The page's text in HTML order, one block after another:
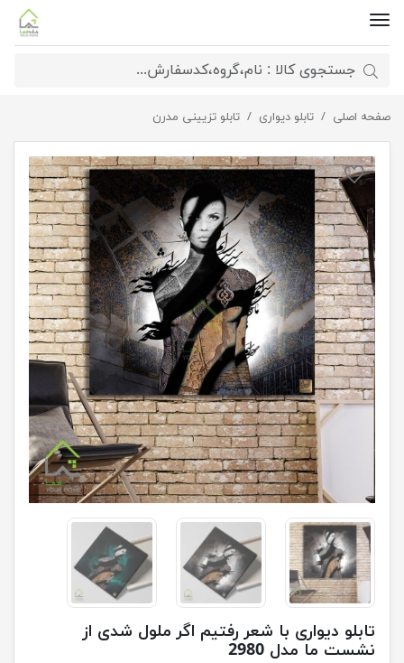
صفحه اصلی تابلو دیواری تابلو تزیینی مدرن
تابلو دیواری با شعر رفتیم اگر ملول شدی از نشست ما مدل 2980
تابلو دیواری با شعر رفتیم اگر ملول شدی از
نشست ما مدل 2980